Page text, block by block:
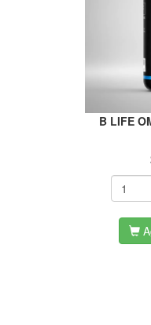
B LIFE